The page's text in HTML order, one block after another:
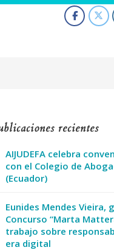
recientes
AIJUDEFA celebra
con el Colegio de
(Ecuador)
Eunides Mendes Vieira,
Concurso “Marta
trabajo sobre
era digital